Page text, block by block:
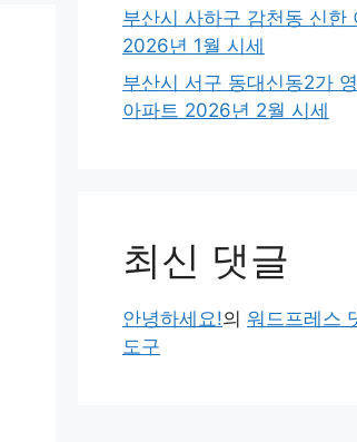
부산시 사하구 감천동 신한
2026년 1월 시세
부산시 서구 동대신동2가
아파트 2026년 2월 시세
최신 댓글
안녕하세요!의 워드프레스
도구